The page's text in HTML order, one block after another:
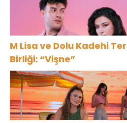
M Lisa ve Dolu Kadehi
Birliği: “Vişne”